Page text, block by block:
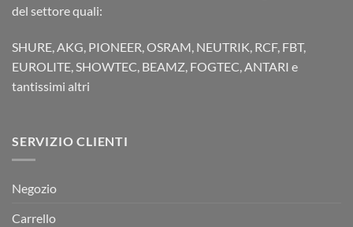
del settore quali:
SHURE, AKG, PIONEER, OSRAM, NEUTRIK, RCF, FBT,
EUROLITE, SHOWTEC, BEAMZ, FOGTEC, ANTARI e
tantissimi altri
SERVIZIO CLIENTI
Negozio
Carrello